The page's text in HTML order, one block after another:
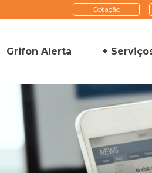
Cotação
Grifon Alerta +